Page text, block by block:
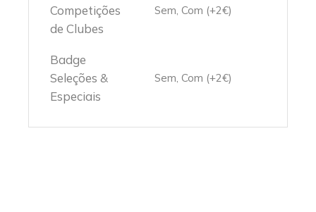
Competições
de Clubes
Sem, Com (+2€)
Badge
Seleções &
Especiais
Sem, Com (+2€)